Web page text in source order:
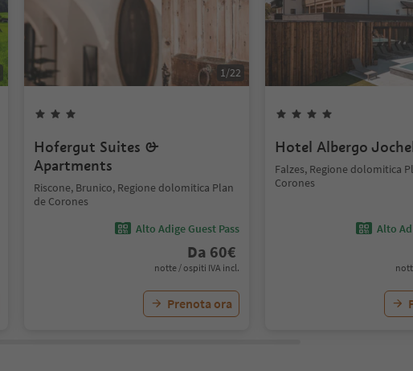
1/22
Hofergut Suites &
Apartments
Riscone, Brunico, Regione dolomitica Plan
de Corones
Alto Adige Guest Pass
Da 60€
notte / ospiti IVA incl.
Prenota ora
Hotel Albergo
Falzes, Regione dolomitica
Corones
Alto